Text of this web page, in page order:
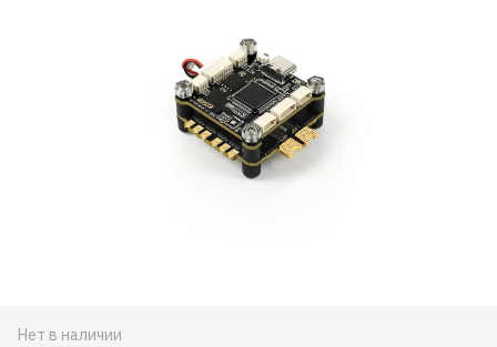
Нет в наличии